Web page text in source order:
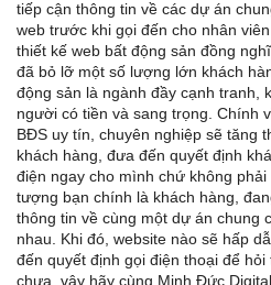
tiếp cận thông tin về các dự án
web trước khi gọi đến cho nhân
thiết kế web bất động sản đồng
đã bỏ lỡ một số lượng lớn khách
động sản là ngành đầy cạnh tranh,
người có tiền và sang trọng. Chính
BĐS uy tín, chuyên nghiệp sẽ tăng
khách hàng, đưa đến quyết định
điện ngay cho mình chứ không
tượng bạn chính là khách hàng,
thông tin về cùng một dự án chung
nhau. Khi đó, website nào sẽ hấp
đến quyết định gọi điện thoại để
chưa, vậy hãy cùng Minh Đức